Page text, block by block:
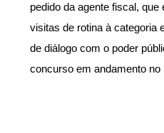
pedido da agente fiscal,
visitas de rotina à categoria
de diálogo com o poder
concurso em andamento no